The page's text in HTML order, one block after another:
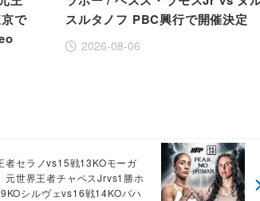
で
スルタノフ PBC興行で開催決定
2026-08-06
者セラノvs15戦13KOモーガ
元世界王者チャベスJrvs1勝ホ
シルヴェvs16戦14KOバハ